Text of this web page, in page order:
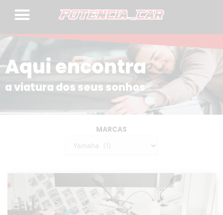
Aqui encontra
a viatura dos seus sonhos
MARCAS